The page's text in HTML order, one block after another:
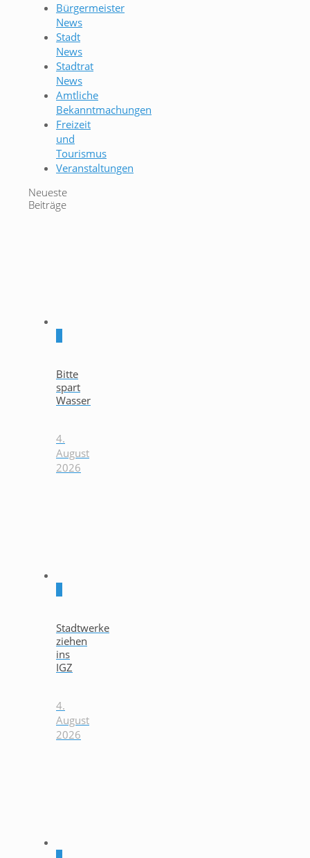
Bürgermeister
News
Stadt
News
Stadtrat
News
Amtliche
Bekanntmachungen
Freizeit
und
Tourismus
Veranstaltungen
Neueste
Beiträge
Bitte
spart
Wasser
4.
August
2026
Stadtwerke
ziehen
ins
IGZ
4.
August
2026